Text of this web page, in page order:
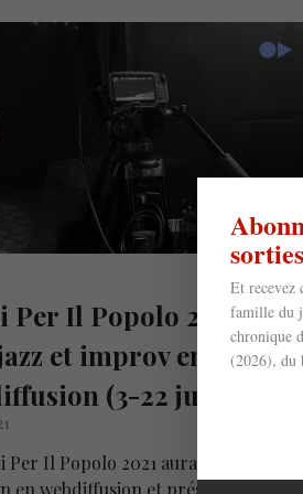
Per Il Popolo 2021 –
et improv en
(3-22 juin)
Per Il Popolo 2021 aura lieu du 3
en webdiffusion et présentera
Et recevez
famille du
chronique
(2026), du